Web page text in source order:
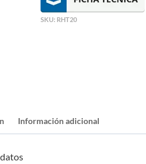
SKU: RHT20
Información adicional